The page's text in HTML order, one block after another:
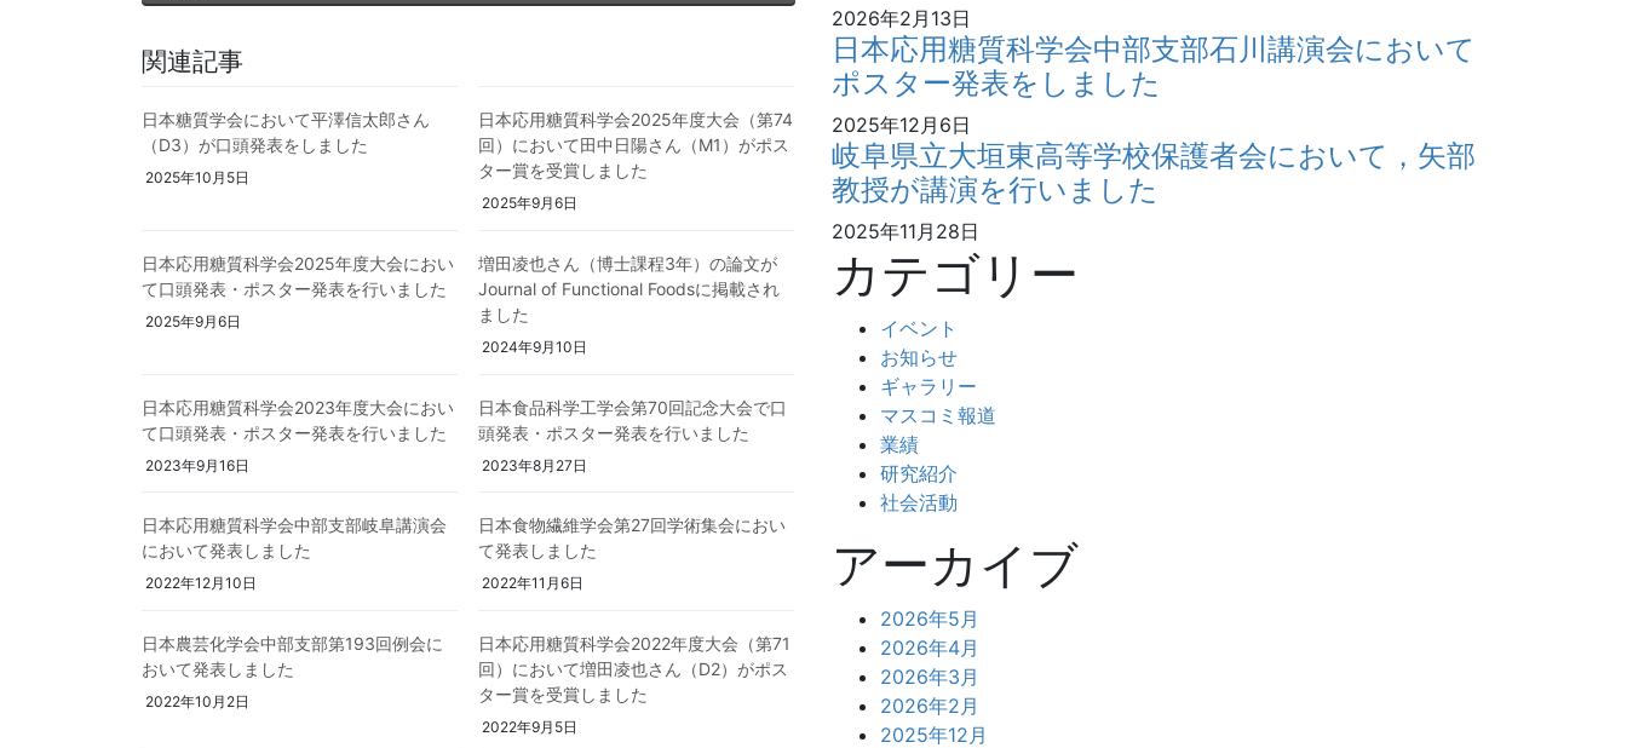
関連記事
日本糖質学会において平澤信太郎さん
（D3）が口頭発表をしました
2025年10月5日
日本応用糖質科学会2025年度大会（第74
回）において田中日陽さん（M1）がポス
ター賞を受賞しました
2025年9月6日
日本応用糖質科学会2025年度大会におい
て口頭発表・ポスター発表を行いました
2025年9月6日
増田凌也さん（博士課程3年）の論文が
Journal of Functional Foodsに掲載され
ました
2024年9月10日
日本応用糖質科学会2023年度大会におい
て口頭発表・ポスター発表を行いました
2023年9月16日
日本食品科学工学会第70回記念大会で口
頭発表・ポスター発表を行いました
2023年8月27日
日本応用糖質科学会中部支部岐阜講演会
において発表しました
2022年12月10日
日本食物繊維学会第27回学術集会におい
て発表しました
2022年11月6日
日本農芸化学会中部支部第193回例会に
おいて発表しました
2022年10月2日
日本応用糖質科学会2022年度大会（第71
回）において増田凌也さん（D2）がポス
ター賞を受賞しました
2022年9月5日
2026年2月13日
日本応用糖質科学会中部支部石川講演会において
ポスター発表をしました
2025年12月6日
岐阜県立大垣東高等学校保護者会において，矢部
教授が講演を行いました
2025年11月28日
カテゴリー
イベント
お知らせ
ギャラリー
マスコミ報道
業績
研究紹介
社会活動
アーカイブ
2026年5月
2026年4月
2026年3月
2026年2月
2025年12月